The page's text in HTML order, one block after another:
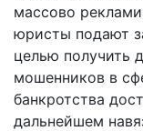
массово
юристы подают
целью получить
мошенников в
банкротства
дальнейшем